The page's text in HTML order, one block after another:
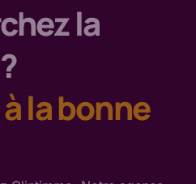
la
la bonne